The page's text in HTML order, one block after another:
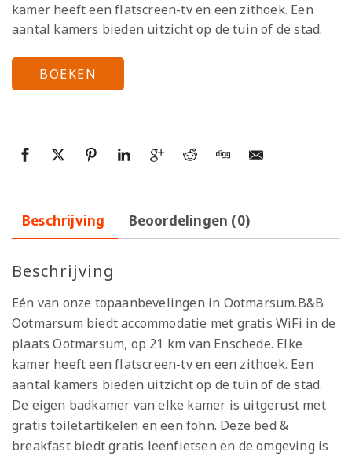
kamer heeft een flatscreen-tv en een zithoek. Een
aantal kamers bieden uitzicht op de tuin of de stad.
BOEKEN
Beschrijving Beoordelingen (0)
Beschrijving
Eén van onze topaanbevelingen in Ootmarsum.B&B
Ootmarsum biedt accommodatie met gratis WiFi in de
plaats Ootmarsum, op 21 km van Enschede. Elke
kamer heeft een flatscreen-tv en een zithoek. Een
aantal kamers bieden uitzicht op de tuin of de stad.
De eigen badkamer van elke kamer is uitgerust met
gratis toiletartikelen en een föhn. Deze bed &
breakfast biedt gratis leenfietsen en de omgeving is